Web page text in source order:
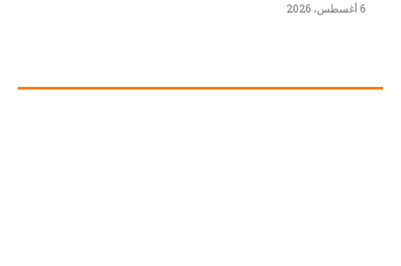
6 أغسطس، 2026